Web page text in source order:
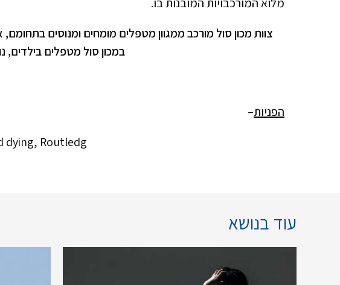
צוות מכון סול מורכב ממגוון מטפלים מומחים ומנוסים
במכון סול מטפלים בילדים,
הפניות–
dying, Routledg.
עוד בנושא